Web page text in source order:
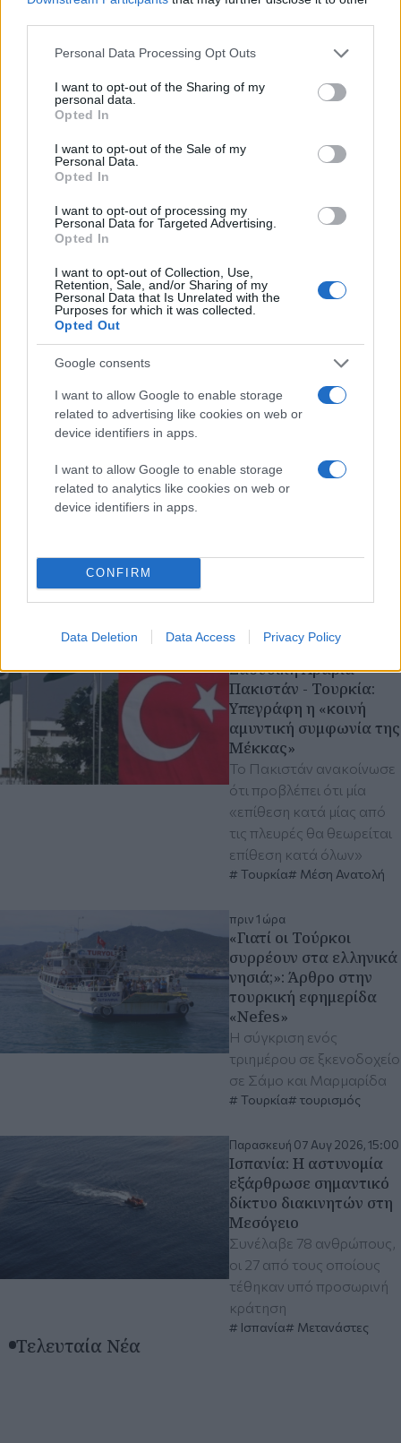
Please note that this website/app uses one or more Google
not limited to your visit or usage behaviour. You may click to
grant or deny consent to Google and its third-party tags to
use your data for below specified purposes in below Google
consent section.
Personal Data Processing Opt Outs
I want to opt-out of the Sharing of my
personal data.
Opted In
I want to opt-out of the Sale of my
Personal Data.
Opted In
I want to opt-out of processing my
Personal Data for Targeted Advertising.
Opted In
I want to opt-out of Collection, Use,
Retention, Sale, and/or Sharing of my
Personal Data that Is Unrelated with the
Purposes for which it was collected.
Opted Out
Google consents
I want to allow Google to enable storage
related to advertising like cookies on web or
device identifiers in apps.
I want to allow Google to enable storage
related to analytics like cookies on web or
device identifiers in apps.
CONFIRM
Data Deletion Data Access Privacy Policy
Διαβάστε περισσότερα
Ρούμπιο: Οι ΗΠΑ
έτοιμες να
πόλεμο Ρωσίας -
Ουκρανίας
προειδοποιεί για νέους
ΗΠΑ Ρωσία Ουκρανία
Σαουδική Αραβία -
Πακιστάν - Τουρκία:
Υπεγράφη η «κοινή
αμυντική συμφωνία της
Μέκκας»
Το Πακιστάν ανακοίνωσε
ότι προβλέπει ότι μία
«επίθεση κατά μίας από
τις πλευρές θα θεωρείται
επίθεση κατά όλων»
Τουρκία Μέση Ανατολή
πριν 1 ώρα
«Γιατί οι Τούρκοι
συρρέουν στα ελληνικά
νησιά;»: Άρθρο στην
τουρκική εφημερίδα
«Nefes»
Η σύγκριση ενός
τριημέρου σε ξκενοδοχείο
σε Σάμο και Μαρμαρίδα
Τουρκία τουρισμός
Παρασκευή 07 Αυγ 2026, 15:00
Ισπανία: Η αστυνομία
εξάρθρωσε σημαντικό
δίκτυο διακινητών στη
Μεσόγειο
Συνέλαβε 78 ανθρώπους,
οι 27 από τους οποίους
τέθηκαν υπό προσωρινή
κράτηση
Ισπανία Μετανάστες
Τελευταία Νέα